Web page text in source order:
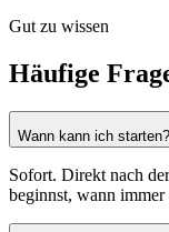
Gut zu wissen
Häufige
Wann kann ich starten?
Sofort. Direkt nach
beginnst, wann immer